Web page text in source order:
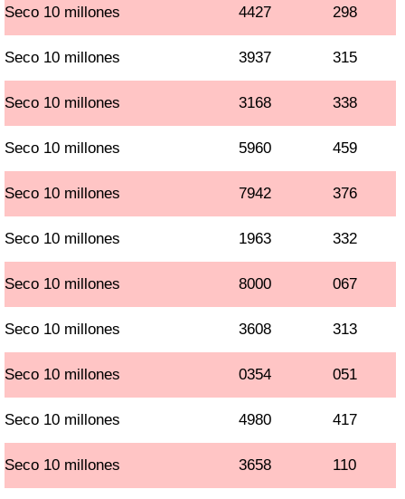
Seco 10 millones 4427 298
Seco 10 millones 3937 315
Seco 10 millones 3168 338
Seco 10 millones 5960 459
Seco 10 millones 7942 376
Seco 10 millones 1963 332
Seco 10 millones 8000 067
Seco 10 millones 3608 313
Seco 10 millones 0354 051
Seco 10 millones 4980 417
Seco 10 millones 3658 110